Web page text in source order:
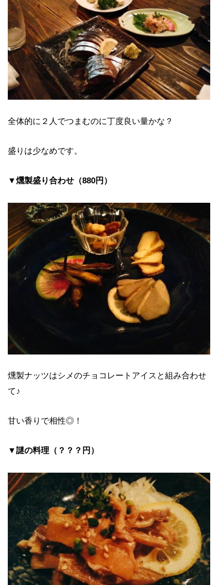
全体的に２人でつまむのに丁度良い量かな？
盛りは少なめです。
▼燻製盛り合わせ（880円）
燻製ナッツはシメのチョコレートアイスと組み合わせ
て♪
甘い香りで相性◎！
▼謎の料理（？？？円）